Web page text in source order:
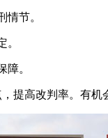
情节。
。
障。
提高改判率。有机